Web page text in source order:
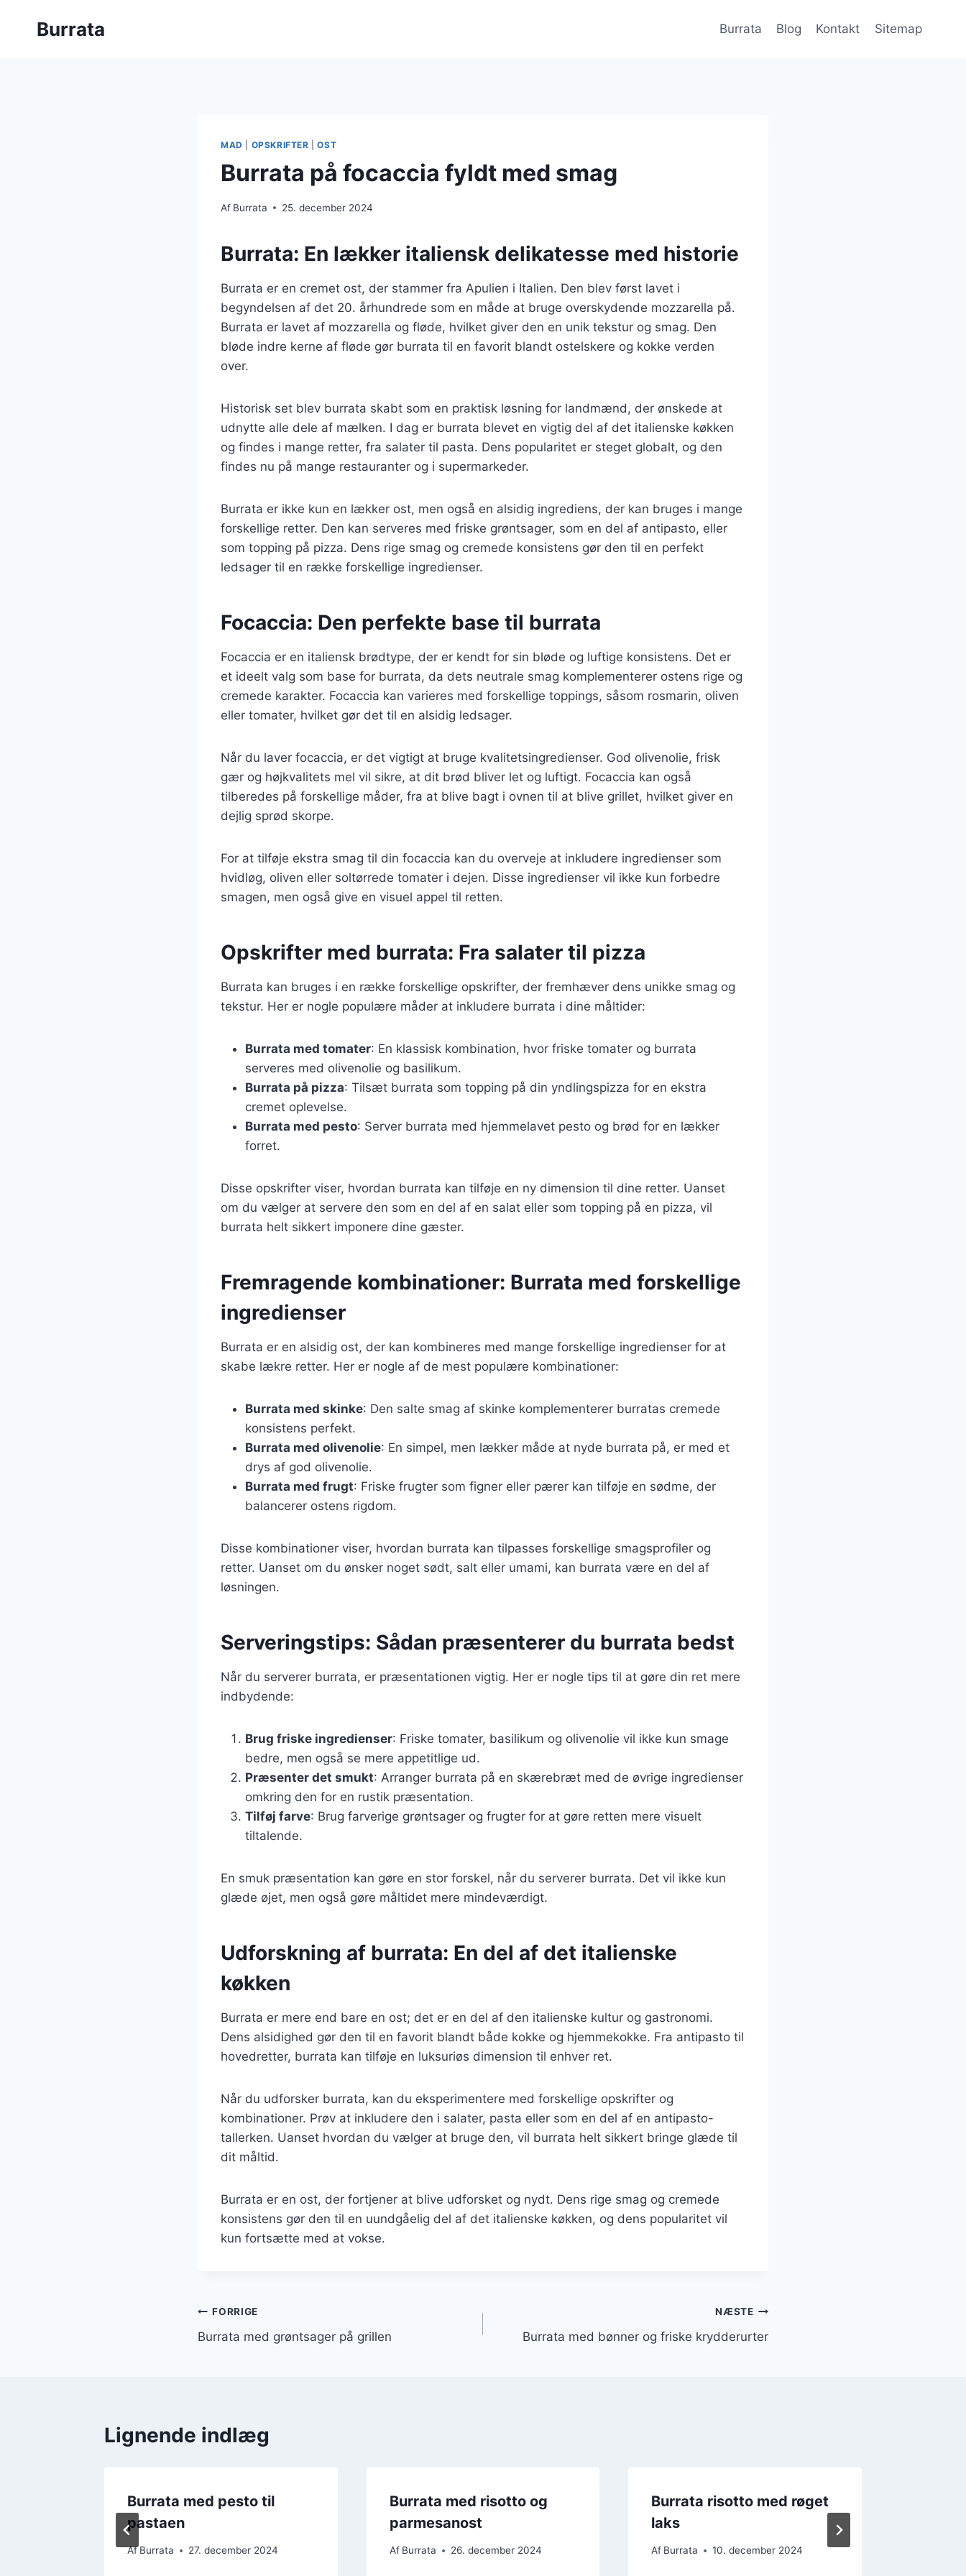
Burrata Burrata Blog Kontakt Sitemap
MAD OPSKRIFTER |OST
Burrata på focaccia fyldt med smag
Af Burrata 25. december 2024
Burrata: En lækker italiensk delikatesse med historie
Burrata er en cremet ost, der stammer fra Apulien i Italien. Den blev først lavet i
begyndelsen af det 20. århundrede som en måde at bruge overskydende mozzarella på.
Burrata er lavet af mozzarella og fløde, hvilket giver den en unik tekstur og smag. Den
bløde indre kerne af fløde gør burrata til en favorit blandt ostelskere og kokke verden
over.
Historisk set blev burrata skabt som en praktisk løsning for landmænd, der ønskede at
udnytte alle dele af mælken. I dag er burrata blevet en vigtig del af det italienske køkken
og findes i mange retter, fra salater til pasta. Dens popularitet er steget globalt, og den
findes nu på mange restauranter og i supermarkeder.
Burrata er ikke kun en lækker ost, men også en alsidig ingrediens, der kan bruges i mange
forskellige retter. Den kan serveres med friske grøntsager, som en del af antipasto, eller
som topping på pizza. Dens rige smag og cremede konsistens gør den til en perfekt
ledsager til en række forskellige ingredienser.
Focaccia: Den perfekte base til burrata
Focaccia er en italiensk brødtype, der er kendt for sin bløde og luftige konsistens. Det er
et ideelt valg som base for burrata, da dets neutrale smag komplementerer ostens rige og
cremede karakter. Focaccia kan varieres med forskellige toppings, såsom rosmarin, oliven
eller tomater, hvilket gør det til en alsidig ledsager.
Når du laver focaccia, er det vigtigt at bruge kvalitetsingredienser. God olivenolie, frisk
gær og højkvalitets mel vil sikre, at dit brød bliver let og luftigt. Focaccia kan også
tilberedes på forskellige måder, fra at blive bagt i ovnen til at blive grillet, hvilket giver en
dejlig sprød skorpe.
For at tilføje ekstra smag til din focaccia kan du overveje at inkludere ingredienser som
hvidløg, oliven eller soltørrede tomater i dejen. Disse ingredienser vil ikke kun forbedre
smagen, men også give en visuel appel til retten.
Opskrifter med burrata: Fra salater til pizza
Burrata kan bruges i en række forskellige opskrifter, der fremhæver dens unikke smag og
tekstur. Her er nogle populære måder at inkludere burrata i dine måltider:
Burrata med tomater: En klassisk kombination, hvor friske tomater og burrata
serveres med olivenolie og basilikum.
Burrata på pizza: Tilsæt burrata som topping på din yndlingspizza for en ekstra
cremet oplevelse.
Burrata med pesto: Server burrata med hjemmelavet pesto og brød for en lækker
forret.
Disse opskrifter viser, hvordan burrata kan tilføje en ny dimension til dine retter. Uanset
om du vælger at servere den som en del af en salat eller som topping på en pizza, vil
burrata helt sikkert imponere dine gæster.
Fremragende kombinationer: Burrata med forskellige
ingredienser
Burrata er en alsidig ost, der kan kombineres med mange forskellige ingredienser for at
skabe lækre retter. Her er nogle af de mest populære kombinationer:
Burrata med skinke: Den salte smag af skinke komplementerer burratas cremede
konsistens perfekt.
Burrata med olivenolie: En simpel, men lækker måde at nyde burrata på, er med et
drys af god olivenolie.
Burrata med frugt: Friske frugter som figner eller pærer kan tilføje en sødme, der
balancerer ostens rigdom.
Disse kombinationer viser, hvordan burrata kan tilpasses forskellige smagsprofiler og
retter. Uanset om du ønsker noget sødt, salt eller umami, kan burrata være en del af
løsningen.
Serveringstips: Sådan præsenterer du burrata bedst
Når du serverer burrata, er præsentationen vigtig. Her er nogle tips til at gøre din ret mere
indbydende:
Brug friske ingredienser: Friske tomater, basilikum og olivenolie vil ikke kun smage
bedre, men også se mere appetitlige ud.
Præsenter det smukt: Arranger burrata på en skærebræt med de øvrige ingredienser
omkring den for en rustik præsentation.
Tilføj farve: Brug farverige grøntsager og frugter for at gøre retten mere visuelt
tiltalende.
En smuk præsentation kan gøre en stor forskel, når du serverer burrata. Det vil ikke kun
glæde øjet, men også gøre måltidet mere mindeværdigt.
Udforskning af burrata: En del af det italienske
køkken
Burrata er mere end bare en ost; det er en del af den italienske kultur og gastronomi.
Dens alsidighed gør den til en favorit blandt både kokke og hjemmekokke. Fra antipasto til
hovedretter, burrata kan tilføje en luksuriøs dimension til enhver ret.
Når du udforsker burrata, kan du eksperimentere med forskellige opskrifter og
kombinationer. Prøv at inkludere den i salater, pasta eller som en del af en antipasto-
tallerken. Uanset hvordan du vælger at bruge den, vil burrata helt sikkert bringe glæde til
dit måltid.
Burrata er en ost, der fortjener at blive udforsket og nydt. Dens rige smag og cremede
konsistens gør den til en uundgåelig del af det italienske køkken, og dens popularitet vil
kun fortsætte med at vokse.
Indlægsnavigation
FORRIGE
Burrata med grøntsager på grillen
NÆSTE
Burrata med bønner og friske krydderurter
Lignende indlæg
Burrata med pesto til
pastaen
Af Burrata 27. december 2024
Burrata med risotto og
parmesanost
Af Burrata 26. december 2024
Burrata risotto med røget
laks
Af Burrata 10. december 2024